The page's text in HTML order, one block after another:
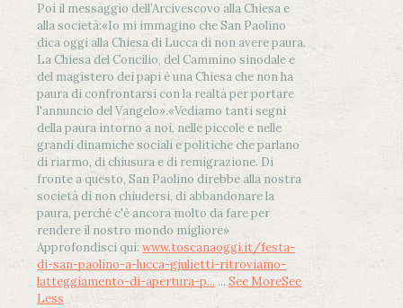
Poi il messaggio dell’Arcivescovo alla Chiesa e
alla società:«Io mi immagino che San Paolino
dica oggi alla Chiesa di Lucca di non avere paura.
La Chiesa del Concilio, del Cammino sinodale e
del magistero dei papi è una Chiesa che non ha
paura di confrontarsi con la realtà per portare
l'annuncio del Vangelo».«Vediamo tanti segni
della paura intorno a noi, nelle piccole e nelle
grandi dinamiche sociali e politiche che parlano
di riarmo, di chiusura e di remigrazione. Di
fronte a questo, San Paolino direbbe alla nostra
società di non chiudersi, di abbandonare la
paura, perché c'è ancora molto da fare per
rendere il nostro mondo migliore»
Approfondisci qui: www.toscanaoggi.it/festa-
di-san-paolino-a-lucca-giulietti-ritroviamo-
latteggiamento-di-apertura-p... ... See MoreSee
Less